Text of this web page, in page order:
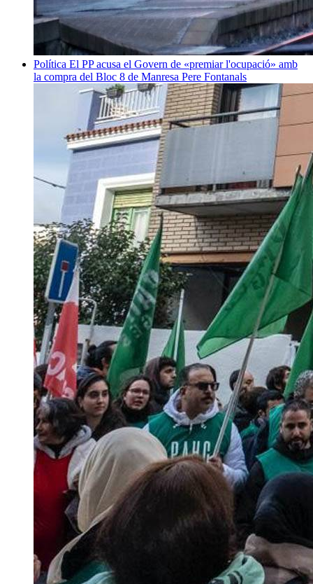
Política El PP acusa el Govern de «premiar l'ocupació» amb
la compra del Bloc 8 de Manresa Pere Fontanals